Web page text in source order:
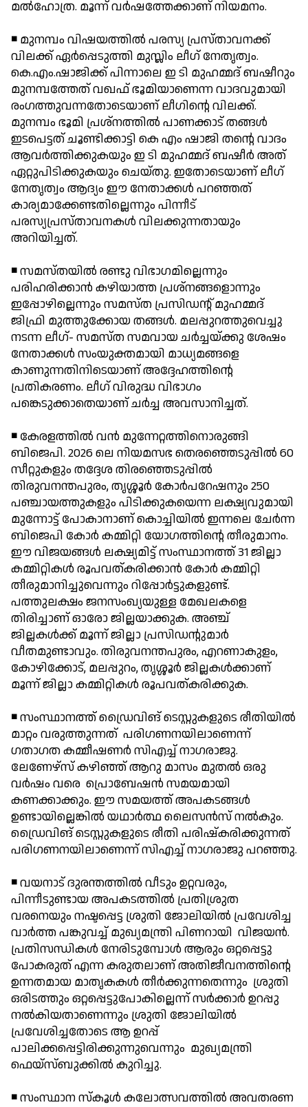
മല്‍ഹോത്ര. മൂന്ന് വര്‍ഷത്തേക്കാണ് നിയമനം.
◾ മുനമ്പം വിഷയത്തില്‍ പരസ്യ പ്രസ്താവനക്ക്
വിലക്ക് ഏര്‍പ്പെടുത്തി മുസ്ലിം ലീഗ് നേതൃത്വം.
കെ.എം.ഷാജിക്ക് പിന്നാലെ ഇ ടി മുഹമ്മദ് ബഷീറും
മുനമ്പത്തേത് വഖഫ് ഭൂമിയാണെന്ന വാദവുമായി
രംഗത്തുവന്നതോടെയാണ് ലീഗിന്റെ വിലക്ക്.
മുനമ്പം ഭൂമി പ്രശ്നത്തില്‍ പാണക്കാട് തങ്ങള്‍
ഇടപെട്ടത് ചൂണ്ടിക്കാട്ടി കെ എം ഷാജി തന്റെ വാദം
ആവര്‍ത്തിക്കുകയും ഇ ടി മുഹമ്മദ് ബഷീര്‍ അത്
ഏറ്റുപിടിക്കുകയും ചെയ്തു. ഇതോടെയാണ് ലീഗ്
നേതൃത്വം ആദ്യം ഈ നേതാക്കള്‍ പറഞ്ഞത്
കാര്യമാക്കേണ്ടതില്ലെന്നും പിന്നീട്
പരസ്യപ്രസ്താവനകള്‍ വിലക്കുന്നതായും
അറിയിച്ചത്.
◾ സമസ്തയില്‍ രണ്ടു വിഭാഗമില്ലെന്നും
പരിഹരിക്കാന്‍ കഴിയാത്ത പ്രശ്നങ്ങളൊന്നും
ഇപ്പോഴില്ലെന്നും സമസ്ത പ്രസിഡന്റ് മുഹമ്മദ്
ജിഫ്രി മുത്തുക്കോയ തങ്ങള്‍. മലപ്പുറത്തുവെച്ചു
നടന്ന ലീഗ്- സമസ്ത സമവായ ചര്‍ച്ചയ്ക്കു ശേഷം
നേതാക്കള്‍ സംയുക്തമായി മാധ്യമങ്ങളെ
കാണുന്നതിനിടെയാണ് അദ്ദേഹത്തിന്റെ
പ്രതികരണം. ലീഗ് വിരുദ്ധ വിഭാഗം
പങ്കെടുക്കാതെയാണ് ചര്‍ച്ച അവസാനിച്ചത്.
◾ കേരളത്തില്‍ വന്‍ മുന്നേറ്റത്തിനൊരുങ്ങി
ബിജെപി. 2026 ലെ നിയമസഭ തെരഞ്ഞെടുപ്പില്‍ 60
സീറ്റുകളും തദ്ദേശ തിരഞ്ഞെടുപ്പില്‍
തിരുവനന്തപുരം, തൃശ്ശൂര്‍ കോര്‍പറേഷനും 250
പഞ്ചായത്തുകളും പിടിക്കുകയെന്ന ലക്ഷ്യവുമായി
മുന്നോട്ട് പോകാനാണ് കൊച്ചിയില്‍ ഇന്നലെ ചേര്‍ന്ന
ബിജെപി കോര്‍ കമ്മിറ്റി യോഗത്തിന്റെ തീരുമാനം.
ഈ വിജയങ്ങള്‍ ലക്ഷ്യമിട്ട് സംസ്ഥാനത്ത് 31 ജില്ലാ
കമ്മിറ്റികള്‍ രൂപവത്കരിക്കാന്‍ കോര്‍ കമ്മിറ്റി
തീരുമാനിച്ചുവെന്നും റിപ്പോര്‍ട്ടുകളുണ്ട്.
പത്തുലക്ഷം ജനസംഖ്യയുള്ള മേഖലകളെ
തിരിച്ചാണ് ഓരോ ജില്ലയാക്കുക. അഞ്ച്
ജില്ലകള്‍ക്ക് മൂന്ന് ജില്ലാ പ്രസിഡന്റുമാര്‍
വീതമുണ്ടാവും. തിരുവനന്തപുരം, എറണാകുളം,
കോഴിക്കോട്, മലപ്പുറം, തൃശ്ശൂര്‍ ജില്ലകള്‍ക്കാണ്
മൂന്ന് ജില്ലാ കമ്മിറ്റികള്‍ രൂപവത്കരിക്കുക.
◾ സംസ്ഥാനത്ത് ഡ്രൈവിങ് ടെസ്റ്റുകളുടെ രീതിയില്‍
മാറ്റം വരുത്തുന്നത് പരിഗണനയിലാണെന്ന്
ഗതാഗത കമ്മീഷണര്‍ സിഎച്ച് നാഗരാജു.
ലേണേഴ്സ് കഴിഞ്ഞ് ആറു മാസം മുതല്‍ ഒരു
വര്‍ഷം വരെ പ്രൊബേഷന്‍ സമയമായി
കണക്കാക്കും. ഈ സമയത്ത് അപകടങ്ങള്‍
ഉണ്ടായില്ലെങ്കില്‍ യഥാര്‍ത്ഥ ലൈസന്‍സ് നല്‍കും.
ഡ്രൈവിങ് ടെസ്റ്റുകളുടെ രീതി പരിഷ്‌കരിക്കുന്നത്
പരിഗണനയിലാണെന്ന് സിഎച്ച് നാഗരാജു പറഞ്ഞു.
◾ വയനാട് ദുരന്തത്തില്‍ വീടും ഉറ്റവരും,
പിന്നീടുണ്ടായ അപകടത്തില്‍ പ്രതിശ്രുത
വരനെയും നഷ്ടപ്പെട്ട ശ്രുതി ജോലിയില്‍ പ്രവേശിച്ച
വാര്‍ത്ത പങ്കുവച്ച് മുഖ്യമന്ത്രി പിണറായി വിജയന്‍.
പ്രതിസന്ധികള്‍ നേരിടുമ്പോള്‍ ആരും ഒറ്റപ്പെട്ടു
പോകരുത് എന്ന കരുതലാണ് അതിജീവനത്തിന്റെ
ഉന്നതമായ മാതൃകകള്‍ തീര്‍ക്കുന്നതെന്നും ശ്രുതി
ഒരിടത്തും ഒറ്റപ്പെട്ടുപോകില്ലെന്ന് സര്‍ക്കാര്‍ ഉറപ്പു
നല്‍കിയതാണെന്നും ശ്രുതി ജോലിയില്‍
പ്രവേശിച്ചതോടെ ആ ഉറപ്പ്
പാലിക്കപ്പെട്ടിരിക്കുന്നുവെന്നും മുഖ്യമന്ത്രി
ഫെയ്സ്ബുക്കില്‍ കുറിച്ചു.
◾ സംസ്ഥാന സ്‌കൂള്‍ കലോത്സവത്തില്‍ അവതരണ